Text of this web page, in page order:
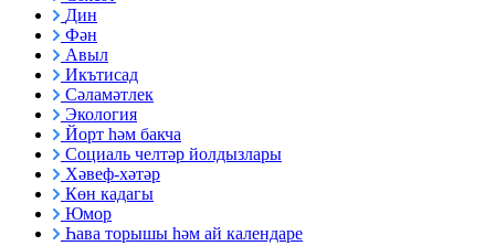
Дин
Фән
Авыл
Икътисад
Сәламәтлек
Экология
Йорт һәм бакча
Социаль челтәр йолдызлары
Хәвеф-хәтәр
Көн кадагы
Юмор
Һава торышы һәм ай календаре